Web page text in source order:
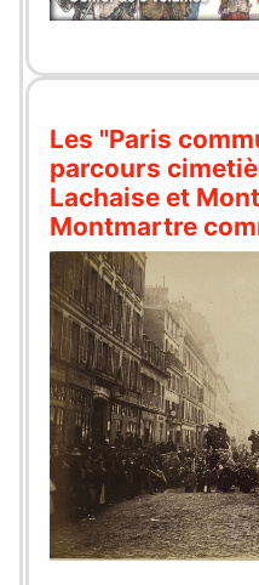
Les "Paris
parcours
Lachaise et
Montmartre